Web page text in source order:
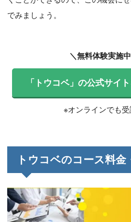
でみましょう。
＼無料体験実施
「トウコベ」の公式サイ
※オンラインでも
トウコベのコース料金